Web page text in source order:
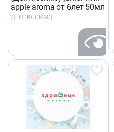
apple aroma от 6лет 50мл
ДЕНТИССИМО